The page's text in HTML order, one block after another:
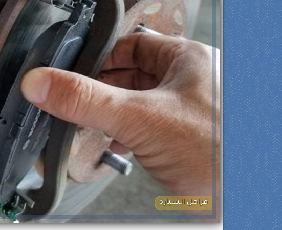
فرامل السيارة